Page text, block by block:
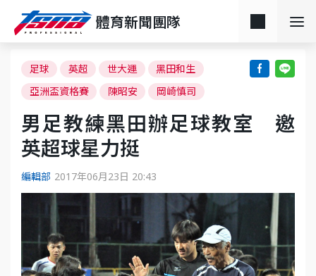
體育新聞團隊
足球 英超 世大運
黑田和生
亞洲盃資格賽
陳昭安 岡崎慎司
男足教練黑田辦足球教室 邀
英超球星力挺
編輯部 2017年06月23日 20:43